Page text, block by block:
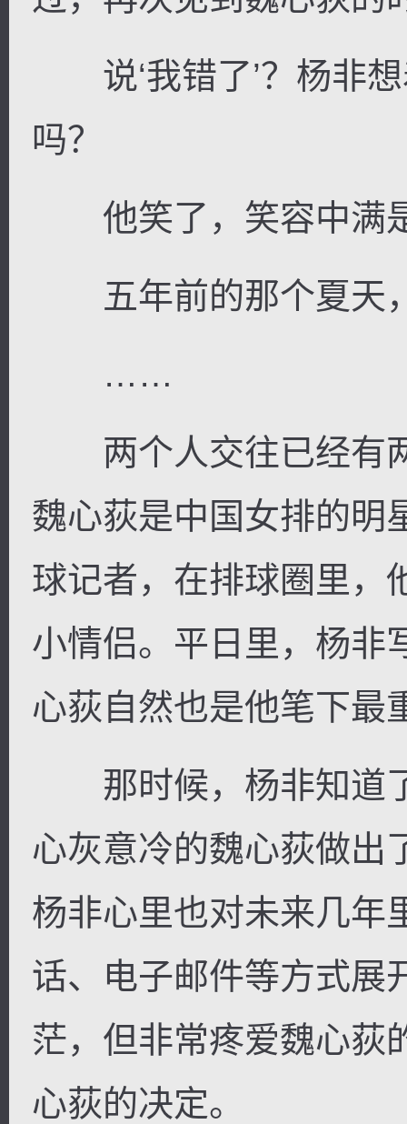
说‘我错了’？杨非想
吗？
他笑了，笑容中满
五年前的那个夏天
……
两个人交往已经有
魏心荻是中国女排的明
球记者，在排球圈里，
小情侣。平日里，杨非
心荻自然也是他笔下最
那时候，杨非知道
心灰意冷的魏心荻做出
杨非心里也对未来几年
话、电子邮件等方式展
茫，但非常疼爱魏心荻
心荻的决定。